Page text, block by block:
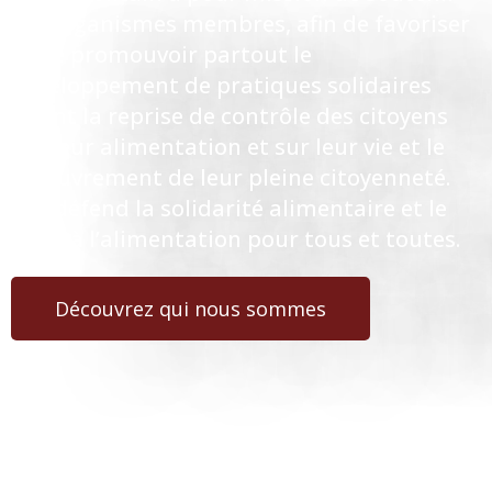
développement de pratiques solidaires
visant la reprise de contrôle des citoyens
sur leur alimentation et sur leur vie et le
recouvrement de leur pleine citoyenneté.
Elle défend la solidarité alimentaire et le
droit à l’alimentation pour tous et toutes.
Découvrez qui nous sommes